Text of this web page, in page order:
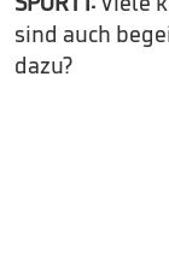
sind auch
dazu?